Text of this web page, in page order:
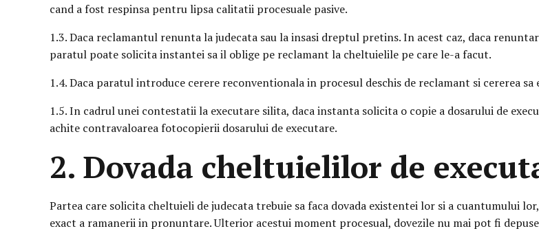
cand a fost respinsa pentru lipsa calitatii procesuale pasive.
1.3. Daca reclamantul renunta la judecata sau la insasi dreptul pretins. In acest caz, daca
paratul poate solicita instantei sa il oblige pe reclamant la cheltuielile pe care le-a facut.
1.4. Daca paratul introduce cerere reconventionala in procesul deschis de reclamant si cererea sa
1.5. In cadrul unei contestatii la executare silita, daca instanta solicita o copie a dosarului de
achite contravaloarea fotocopierii dosarului de executare.
2. Dovada cheltuielilor de
Partea care solicita cheltuieli de judecata trebuie sa faca dovada existentei lor si a cuantumului
exact a ramanerii in pronuntare. Ulterior acestui moment procesual, dovezile nu mai pot fi